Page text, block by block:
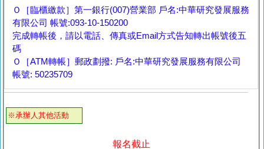
Ｏ［臨櫃繳款］第一銀行(007)營業部 戶名:中華研究發展服務
有限公司 帳號:093-10-150200
完成轉帳後，請以電話、傳真或Email方式告知轉出帳號後五
碼
Ｏ［ATM轉帳］郵政劃撥: 戶名:中華研究發展服務有限公司
帳號: 50235709
※承辦人其他活動
報名截止